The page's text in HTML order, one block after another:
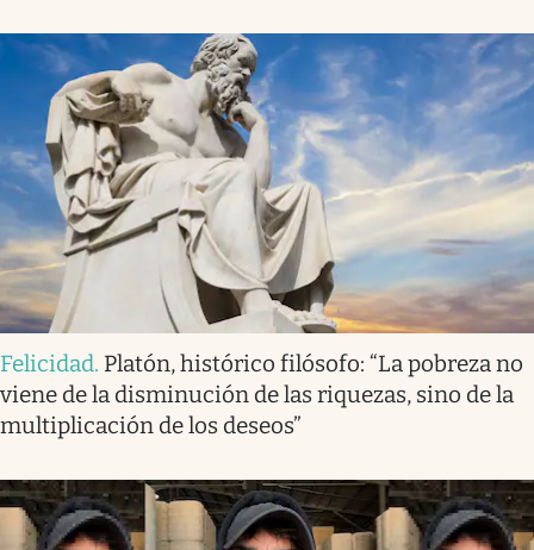
Felicidad. Platón, histórico filósofo: “La pobreza no
viene de la disminución de las riquezas, sino de la
multiplicación de los deseos”